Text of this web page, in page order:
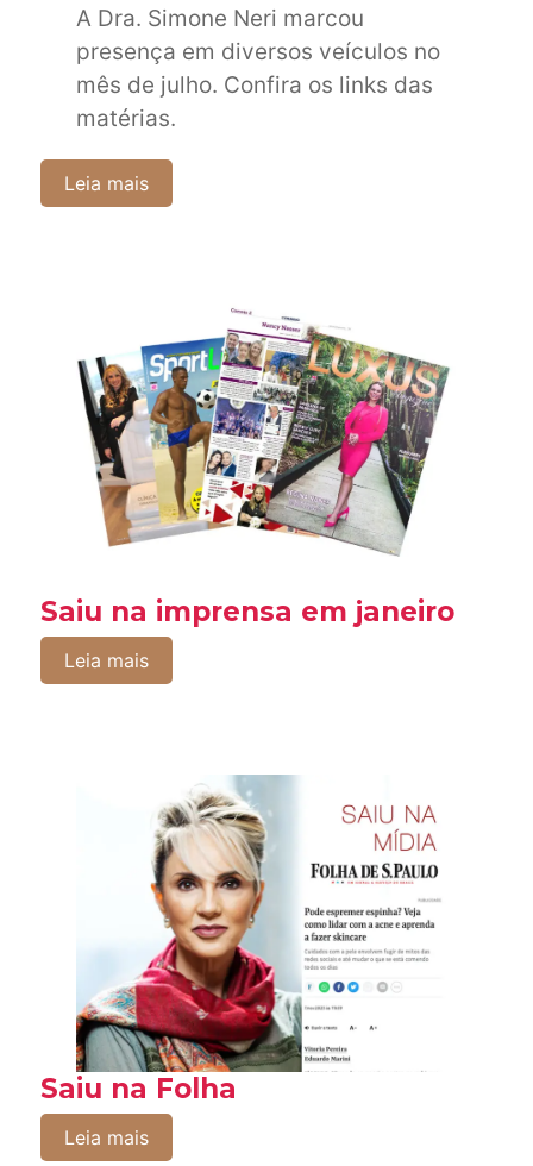
A Dra. Simone Neri marcou
presença em diversos veículos no
mês de julho. Confira os links das
matérias.
Leia mais
Saiu na imprensa em janeiro
Leia mais
Saiu na Folha
Leia mais